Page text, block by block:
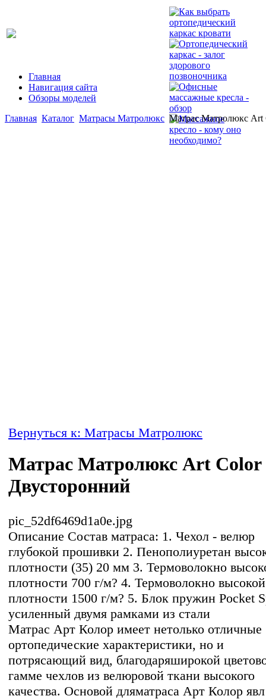
Главная
Навигация сайта
Обзоры моделей
Главная Каталог Матрасы Матролюкс Матрас Матролюкс Art
Вернуться к: Матрасы Матролюкс
Матрас Матролюкс Art Color
Двусторонний
pic_52df6469d1a0e.jpg
Описание Состав матраса: 1. Чехол - велюр
глубокой прошивки 2. Пенополиуретан
плотности (35) 20 мм 3. Термоволокно
плотности 700 г/м? 4. Термоволокно высокой
плотности 1500 г/м? 5. Блок пружин Pocket
усиленный двумя рамками из стали
Матрас Арт Колор имеет нетолько отличные
ортопедические характеристики, но и
потрясающий вид, благодаряширокой
гамме чехлов из велюровой ткани высокого
качества. Основой дляматраса Арт Колор явл